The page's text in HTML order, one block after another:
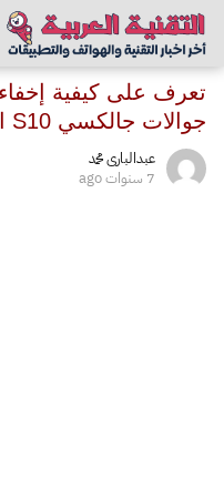
تعرف على كيفية إخفاء
جوالات جالكسي S10 الجديدة
عبدالبارى محمد
7 سنوات ago